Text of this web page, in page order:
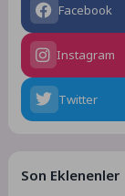
Facebook
Instagram
Twitter
Son Eklenenler